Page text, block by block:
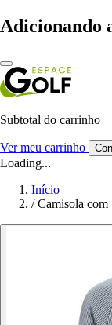
Adicionando
Subtotal do carrinho
Ver meu carrinho
Loading...
Início
/ Camisola com